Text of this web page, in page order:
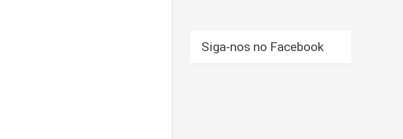
Siga-nos no Facebook